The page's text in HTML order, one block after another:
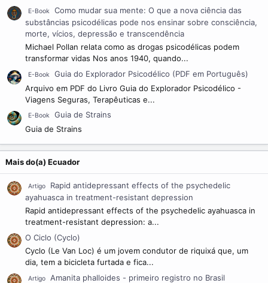
E-Book
Como mudar sua mente: O que a nova ciência das
substâncias psicodélicas pode nos ensinar sobre consciência,
morte, vícios, depressão e transcendência
Michael Pollan relata como as drogas psicodélicas podem
transformar vidas Nos anos 1940, quando...
E-Book
Guia do Explorador Psicodélico (PDF em Português)
Arquivo em PDF do Livro Guia do Explorador Psicodélico -
Viagens Seguras, Terapêuticas e...
E-Book
Guia de Strains
Guia de Strains
Mais do(a) Ecuador
Artigo
Rapid antidepressant effects of the psychedelic
ayahuasca in treatment-resistant depression
Rapid antidepressant effects of the psychedelic ayahuasca in
treatment-resistant depression: a...
O Ciclo (Cyclo)
Cyclo (Le Van Loc) é um jovem condutor de riquixá que, um
dia, tem a bicicleta furtada e fica...
Artigo
Amanita phalloides - primeiro registro no Brasil